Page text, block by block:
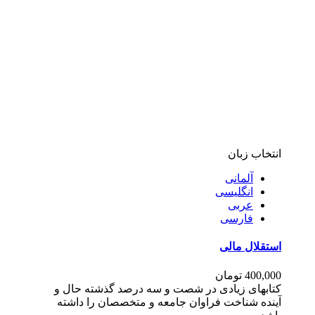
انتخاب زبان
آلمانی
انگلیسی
عربی
فارسی
استقلال مالی
400,000 تومان
کتابهای زیادی در شصت و سه درصد گذشته حال و
آینده شناخت فراوان جامعه و متخصصان را داشته